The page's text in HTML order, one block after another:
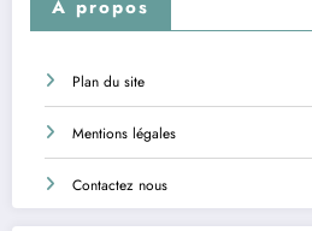
A propos
Plan du site
Mentions légales
Contactez nous